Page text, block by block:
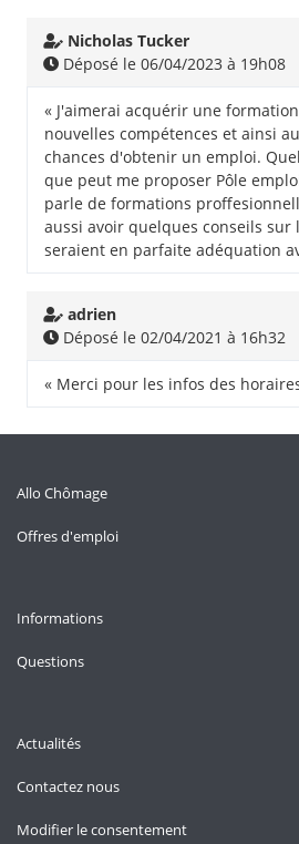
Nicholas Tucker
Déposé le 06/04/2023 à 19h08
« J'aimerai acquérir une
nouvelles compétences et ainsi
chances d'obtenir un emploi.
que peut me proposer Pôle
parle de formations
aussi avoir quelques conseils sur
seraient en parfaite adéquation
adrien
Déposé le 02/04/2021 à 16h32
« Merci pour les infos des
Allo Chômage
Offres d'emploi
Informations
Questions
Actualités
Contactez nous
Modifier le consentement